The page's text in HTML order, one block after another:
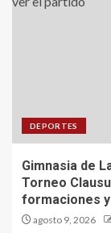
DEPORTES
Gimnasia de
Torneo
formaciones
agosto 9, 2026